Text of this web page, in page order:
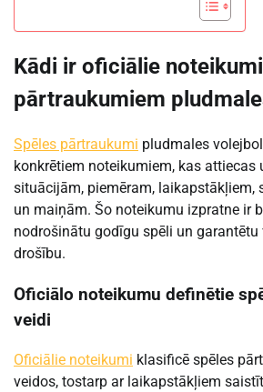
Kādi ir oficiālie
pārtraukumiem
Spēles pārtraukumi pludmales
konkrētiem noteikumiem, kas attiecas
situācijām, piemēram, laikapstākļiem,
un maiņām. Šo noteikumu izpratne ir
nodrošinātu godīgu spēli un
drošību.
Oficiālo noteikumu definētie
veidi
Oficiālie noteikumi klasificē spēles
veidos, tostarp ar laikapstākļiem